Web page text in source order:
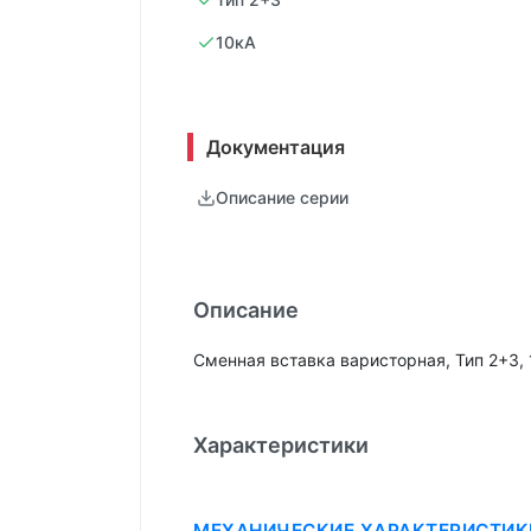
10кА
Документация
Описание серии
Описание
Сменная вставка варисторная, Тип 2+3,
Характеристики